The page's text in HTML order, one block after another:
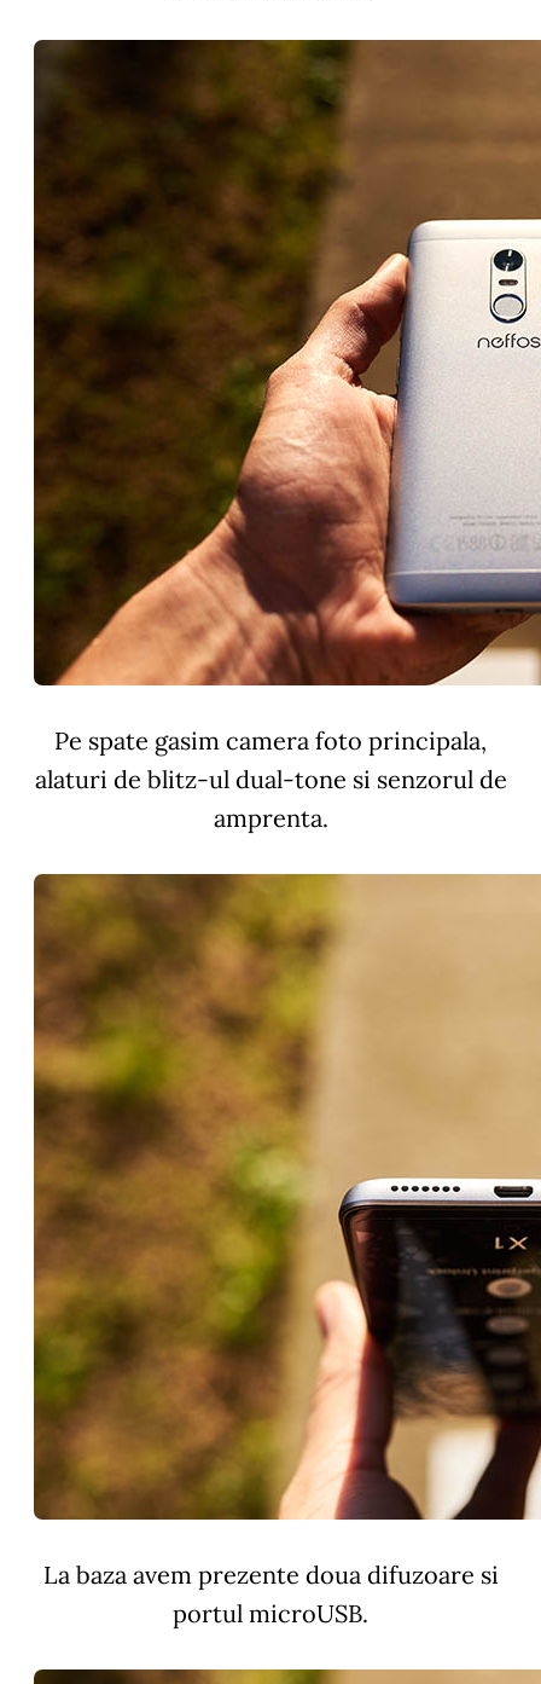
Pe spate gasim camera foto principala,
alaturi de blitz-ul dual-tone si senzorul de
amprenta.
La baza avem prezente doua difuzoare si
portul microUSB.